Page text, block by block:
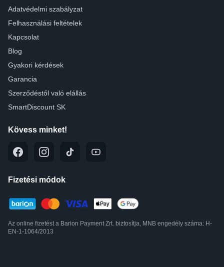
Adatvédelmi szabályzat
Felhasználási feltételek
Kapcsolat
Blog
Gyakori kérdések
Garancia
Szerződéstől való elállás
SmartDiscount SK
Kövess minket!
Fizetési módok
Az online fizetést a Barion Payment Zrt. biztosítja, MNB engedély száma: H-
EN-1-1064/2013